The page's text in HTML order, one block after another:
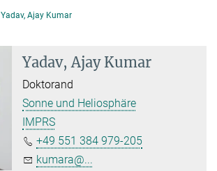
Yadav, Ajay Kumar
Yadav, Ajay Kumar
Doktorand
Sonne und Heliosphäre
IMPRS
+49 551 384 979-205
kumara@...